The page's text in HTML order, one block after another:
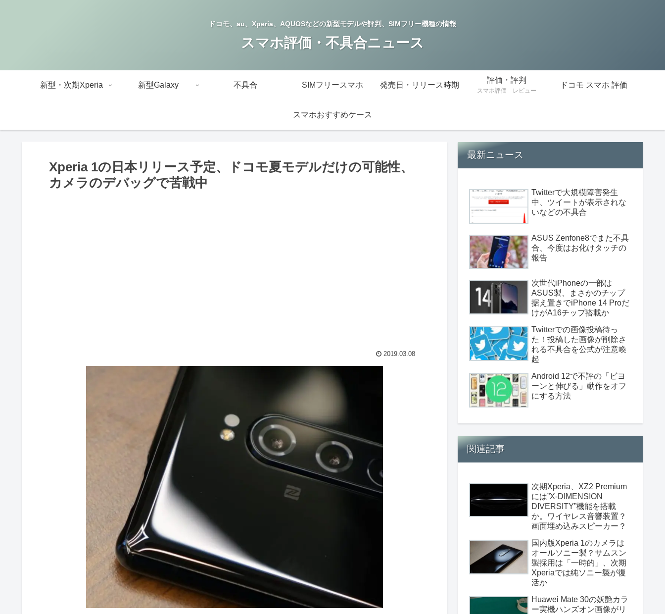
ドコモ、au、Xperia、AQUOSなどの新型モデルや評判、SIMフリー機種の情報
スマホ評価・不具合ニュース
新型・次期Xperia 新型Galaxy 不具合 SIMフリースマホ 発売日・リリース時期
評価・評判
スマホ評価 レビュー
ドコモ スマホ 評価
スマホおすすめケース
Xperia 1の日本リリース予定、ドコモ夏モデルだけの可能性、
カメラのデバッグで苦戦中
2019.03.08
最新ニュース
Twitterで大規模障害発生
中、ツイートが表示されな
いなどの不具合
ASUS Zenfone8でまた不具
合、今度はお化けタッチの
報告
次世代iPhoneの一部は
ASUS製、まさかのチップ
据え置きでiPhone 14 Proだ
けがA16チップ搭載か
Twitterでの画像投稿待っ
た！投稿した画像が削除さ
れる不具合を公式が注意喚
起
Android 12で不評の「ビヨ
ーンと伸びる」動作をオフ
にする方法
関連記事
次期Xperia、XZ2 Premium
には”X-DIMENSION
DIVERSITY”機能を搭載
か。ワイヤレス音響装置？
画面埋め込みスピーカー？
国内版Xperia 1のカメラは
オールソニー製？サムスン
製採用は「一時的」、次期
Xperiaでは純ソニー製が復
活か
Huawei Mate 30の妖艶カラ
ー実機ハンズオン画像がリ